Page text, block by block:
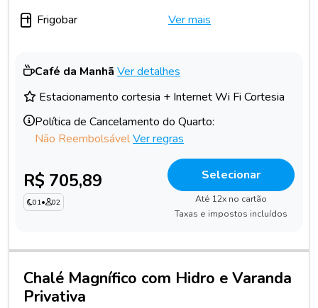
Frigobar Ver mais
Café da Manhã Ver detalhes
Estacionamento cortesia + Internet Wi Fi Cortesia
Política de Cancelamento do Quarto:
Não ReembolsávelVer regras
R$ 705,89
01• 02
Selecionar
Até 12x no cartão
Taxas e impostos incluídos
Chalé Magnífico com Hidro e Varanda
Privativa